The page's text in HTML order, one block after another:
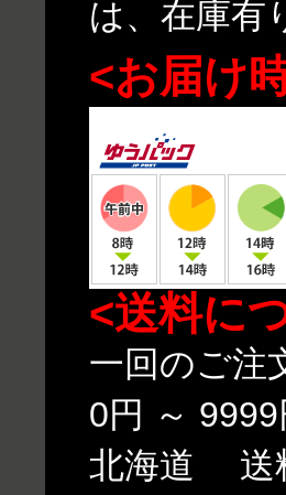
は、在庫有
<お届け
<送料に
一回のご注
0円 ～
北海道 送